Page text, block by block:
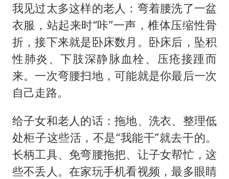
我见过太多这样的老人：弯着腰洗了一盆
衣服，站起来时“咔”一声，椎体压缩性骨
折，接下来就是卧床数月。卧床后，坠积
性肺炎、下肢深静脉血栓、压疮接踵而
来。一次弯腰扫地，可能就是你最后一次
自己走路。
给子女和老人的话：拖地、洗衣、整理低
处柜子这些活，不是“我能干”就去干的。
长柄工具、免弯腰拖把、让子女帮忙，这
些不丢人。在家玩手机看视频，最多眼睛